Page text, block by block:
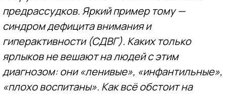
предрассудков. Яркий пример тому —
синдром дефицита внимания и
гиперактивности (СДВГ). Каких только
ярлыков не вешают на людей с этим
диагнозом: они «ленивые», «инфантильные»,
«плохо воспитаны». Как всё обстоит на